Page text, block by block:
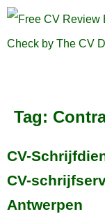
Tag:
CV-
CV-
Antwerpen